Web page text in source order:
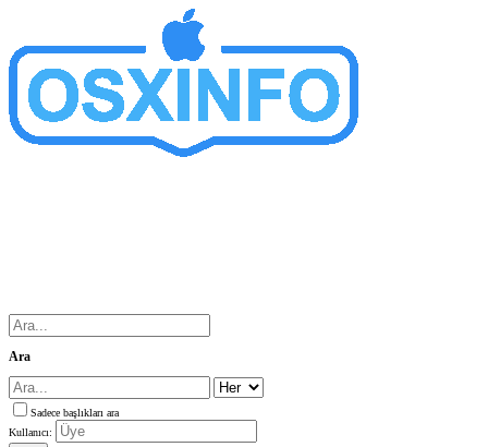
Ara
Sadece başlıkları ara
Kullanıcı: